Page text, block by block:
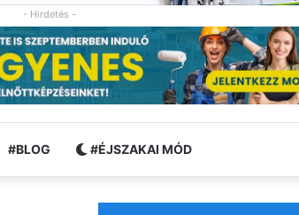
- Hirdetés -
#BLOG #ÉJSZAKAI MÓD